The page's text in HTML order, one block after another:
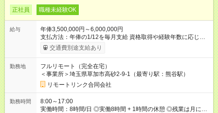
正社員 職種未経験OK
給与
年俸3,500,000円～6,000,000円
支払方法：年俸の1/12を毎月支給 資格取得や経験年数に応じ
て、給与は上がっていきます。 自分の頑張りが給与に反映され
ます。 【試用期間】試用期間なし
交通費別途支給あり
勤務地
フルリモート（完全在宅）
＜事業所＞埼玉県草加市高砂2-9-1（最寄り駅：熊谷駅）
リモートリンク合同会社
勤務時間
8:00～17:00
実働時間：8時間/日 ◎実働8時間 + 1時間の休憩 ◎残業は月に